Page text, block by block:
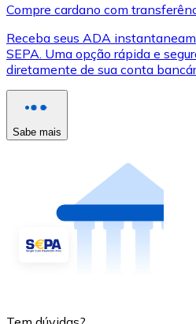
Compre cardano com
Receba seus ADA
SEPA. Uma opção rápida e
diretamente de sua conta
Sabe mais